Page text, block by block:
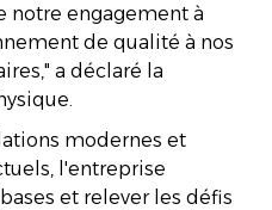
notre engagement à
de qualité à nos
a déclaré la
modernes et
l'entreprise
et relever les défis